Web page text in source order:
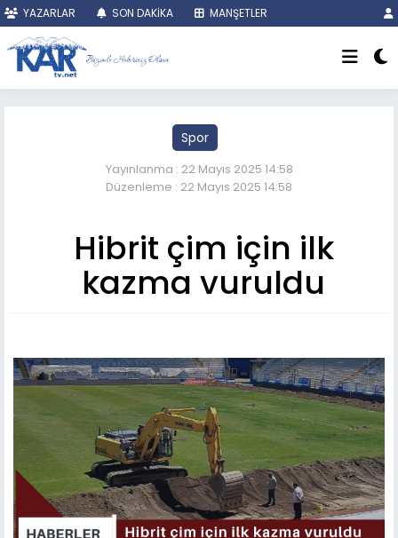
YAZARLAR SON DAKİKA MANŞETLER
Spor
Yayınlanma : 22 Mayıs 2025 14:58
Düzenleme : 22 Mayıs 2025 14:58
Hibrit çim için ilk
kazma vuruldu